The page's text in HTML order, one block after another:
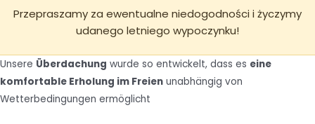
Przepraszamy za ewentualne niedogodności i życzymy
udanego letniego wypoczynku!
Unsere Überdachung wurde so entwickelt, dass es eine
komfortable Erholung im Freien unabhängig von
Wetterbedingungen ermöglicht